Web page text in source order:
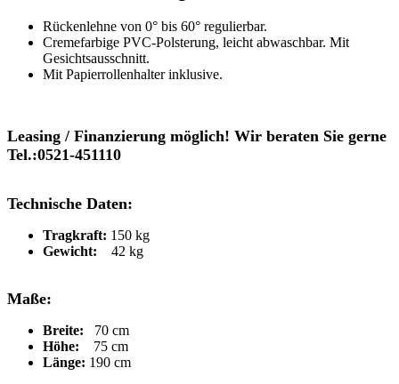
Rückenlehne von 0° bis 60° regulierbar.
Cremefarbige PVC-Polsterung, leicht abwaschbar. Mit
Gesichtsausschnitt.
Mit Papierrollenhalter inklusive.
Leasing / Finanzierung möglich! Wir beraten Sie gerne
Tel.:0521-451110
Technische Daten:
Tragkraft: 150 kg
Gewicht: 42 kg
Maße:
Breite: 70 cm
Höhe: 75 cm
Länge: 190 cm